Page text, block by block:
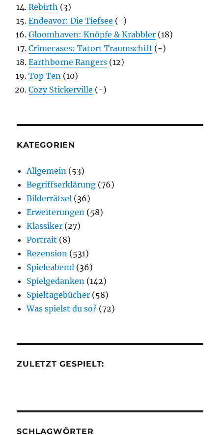
Rebirth (3)
Endeavor: Die Tiefsee (-)
Gloomhaven: Knöpfe & Krabbler (18)
Crimecases: Tatort Traumschiff (-)
Earthborne Rangers (12)
Top Ten (10)
Cozy Stickerville (-)
KATEGORIEN
Allgemein (53)
Begriffserklärung (76)
Bilderrätsel (36)
Erweiterungen (58)
Klassiker (27)
Portrait (8)
Rezension (531)
Spieleabend (36)
Spielgedanken (142)
Spieltagebücher (58)
Was spielst du so? (72)
ZULETZT GESPIELT:
SCHLAGWÖRTER